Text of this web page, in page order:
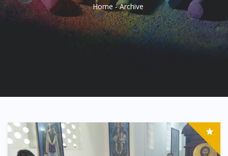
Home - Archive